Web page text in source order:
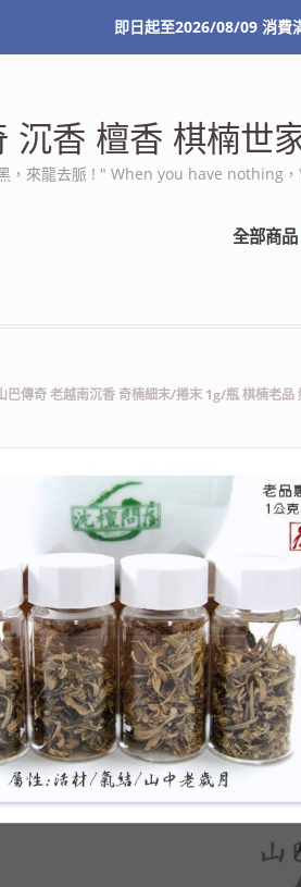
我的帳號
沉香 檀香 棋楠世
，來龍去脈 ! " When you have nothing
全部商品
巴傳奇 老越南沉香 奇楠細末/捲末 1g/瓶 棋楠老品
即日起至2026/08/09 消費